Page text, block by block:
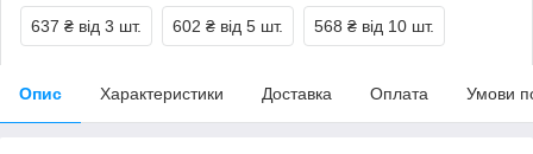
637 ₴ від 3 шт. 602 ₴ від 5 шт. 568 ₴ від 10 шт.
Опис Характеристики Доставка Оплата Умови